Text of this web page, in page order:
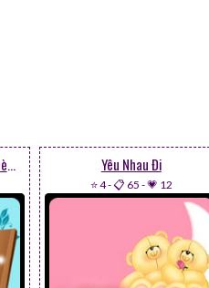
Cao Cao Bên Cửa Xổ, Có 2 Mèo Hôn Nhau Yêu Nhau Đi
⭐ 4-📋 65 -💗 12